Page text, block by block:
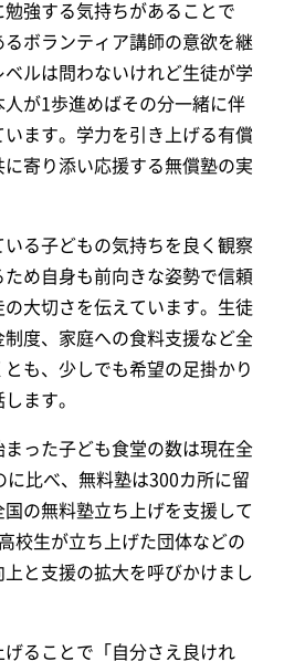
強する気持ちがあることで
ボランティア講師の意欲を継
ルは問わないけれど生徒が学
が1歩進めばその分一緒に伴
ます。学力を引き上げる有償
寄り添い応援する無償塾の実
る子どもの気持ちを良く観察
め自身も前向きな姿勢で信頼
大切さを伝えています。生徒
度、家庭への食料支援など全
も、少しでも希望の足掛かり
ます。
った子ども食堂の数は現在全
に比べ、無料塾は300カ所に留
の無料塾立ち上げを支援して
校生が立ち上げた団体などの
と支援の拡大を呼びかけまし
ることで「自分さえ良けれ